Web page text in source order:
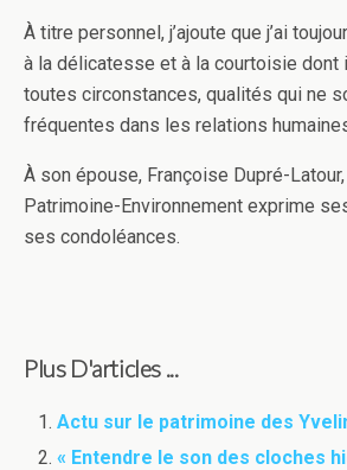
À titre personnel, j’ajoute que j’ai
à la délicatesse et à la courtoisie dont
toutes circonstances, qualités qui ne
fréquentes dans les relations
À son épouse, Françoise Dupré-
Patrimoine-Environnement exprime
ses condoléances.
Plus D'articles ...
Actu sur le patrimoine des
« Entendre le son des cloches